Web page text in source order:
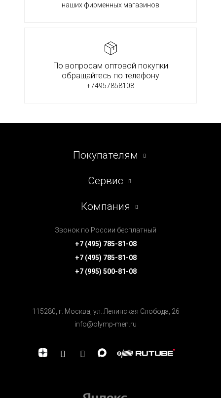
наших фирменных магазинов
По вопросам оптовой покупки
обращайтесь по телефону
+74957858108
Покупателям
Сервис
Компания
Звонок по России бесплатный
+7 (495) 785-81-08
+7 (495) 785-81-08
+7 (995) 500-81-08
115280, г. Москва, ул. Ленинская Cлобода, 26
info@olymp-men.ru